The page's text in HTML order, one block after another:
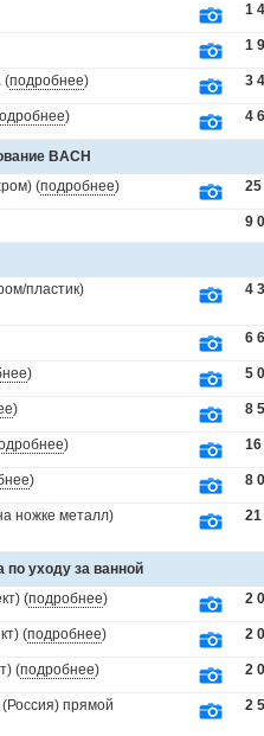
1
1
(подробнее) 3
) 4
BACH
(подробнее) 25
9
пластик)
4
6
) 5
) 8
) 16
) 8
ножке металл)
21
по уходу за ванной
(подробнее) 2
(подробнее) 2
(подробнее) 2
прямой
2